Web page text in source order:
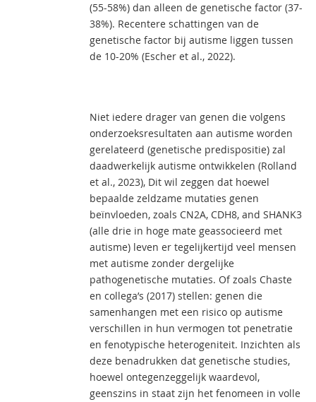
(55-58%) dan alleen de genetische factor (37-
38%). Recentere schattingen van de
genetische factor bij autisme liggen tussen
de 10-20% (Escher et al., 2022).
Niet iedere drager van genen die volgens
onderzoeksresultaten aan autisme worden
gerelateerd (genetische predispositie) zal
daadwerkelijk autisme ontwikkelen (Rolland
et al., 2023), Dit wil zeggen dat hoewel
bepaalde zeldzame mutaties genen
beïnvloeden, zoals CN2A, CDH8, and SHANK3
(alle drie in hoge mate geassocieerd met
autisme) leven er tegelijkertijd veel mensen
met autisme zonder dergelijke
pathogenetische mutaties. Of zoals Chaste
en collega’s (2017) stellen: genen die
samenhangen met een risico op autisme
verschillen in hun vermogen tot penetratie
en fenotypische heterogeniteit. Inzichten als
deze benadrukken dat genetische studies,
hoewel ontegenzeggelijk waardevol,
geenszins in staat zijn het fenomeen in volle